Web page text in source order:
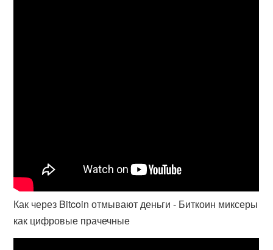
Как через Bitcoin отмывают деньги - Биткоин миксеры
как цифровые прачечные